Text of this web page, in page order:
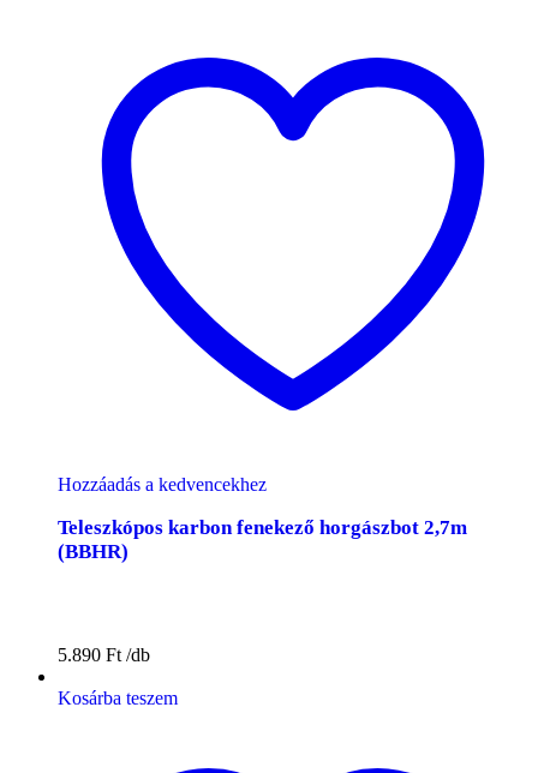
Hozzáadás a kedvencekhez
Teleszkópos karbon fenekező horgászbot 2,7m
(BBHR)
5.890 Ft
Kosárba teszem